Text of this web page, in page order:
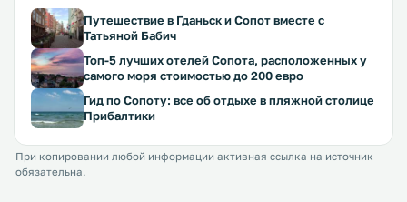
Путешествие в Гданьск и Сопот вместе с
Татьяной Бабич
Топ-5 лучших отелей Сопота, расположенных у
самого моря стоимостью до 200 евро
Гид по Сопоту: все об отдыхе в пляжной столице
Прибалтики
При копировании любой информации активная ссылка на источник
обязательна.